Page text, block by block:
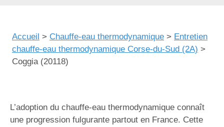
Accueil > Chauffe-eau thermodynamique > Entretien
chauffe-eau thermodynamique Corse-du-Sud (2A) >
Coggia (20118)
L’adoption du chauffe-eau thermodynamique connaît
une progression fulgurante partout en France. Cette